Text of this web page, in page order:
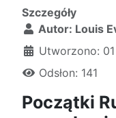
Szczegóły
Autor: Louis
Utworzono:
Odsłon: 141
Początki